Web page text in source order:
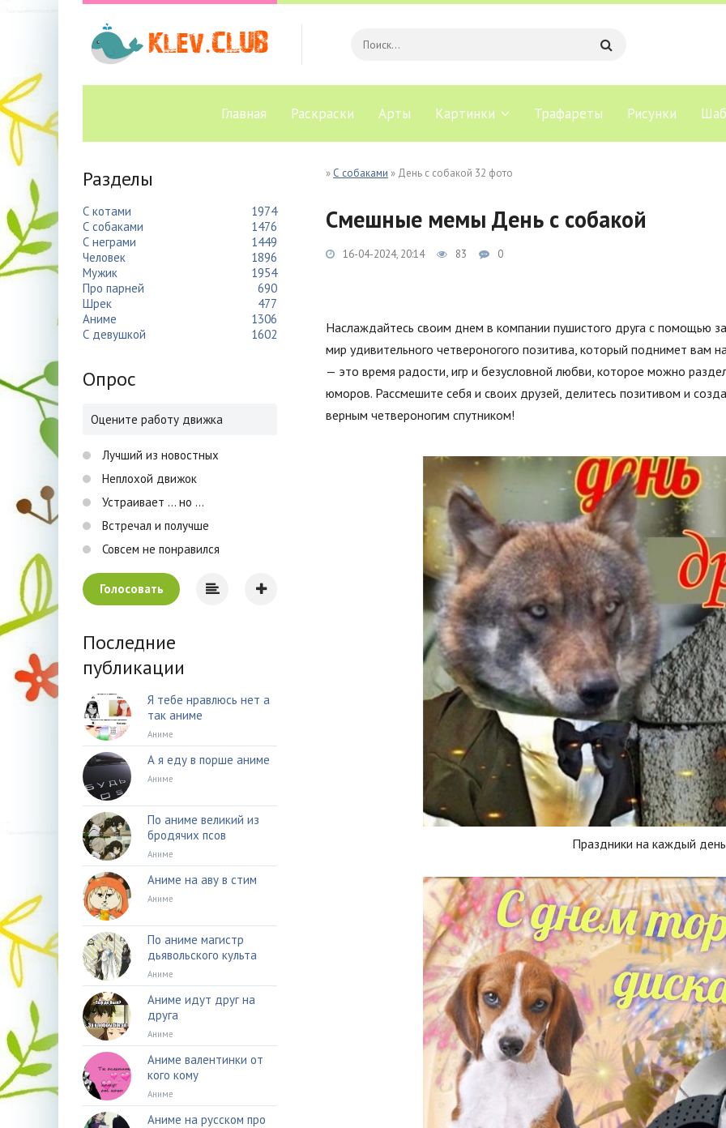
Главная Раскраски Арты Картинки Трафареты Рисунки
» С собаками » День с собакой 32 фото
Смешные мемы День с собакой
16-04-2024, 20:14 83 0
Наслаждайтесь своим днем в компании пушистого друга с помощью
мир удивительного четвероногого позитива, который поднимет вам
— это время радости, игр и безусловной любви, которое можно
юморов. Рассмешите себя и своих друзей, делитесь позитивом и
верным четвероногим спутником!
Праздники на каждый
Разделы
С котами
1974
С собаками
1476
С неграми
1449
Человек
1896
Мужик
1954
Про парней
690
Шрек
477
Аниме
1306
С девушкой
1602
Опрос
Оцените работу движка
Лучший из новостных
Неплохой движок
Устраивает ... но ...
Встречал и получше
Совсем не понравился
Голосовать
Последние
публикации
Я тебе нравлюсь нет а
так аниме
Аниме
А я еду в порше аниме
Аниме
По аниме великий из
бродячих псов
Аниме
Аниме на аву в стим
Аниме
По аниме магистр
дьявольского культа
Аниме
Аниме идут друг на
друга
Аниме
Аниме валентинки от
кого кому
Аниме
Аниме на русском про